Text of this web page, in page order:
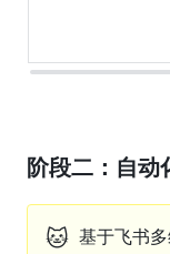
阶段二：自动
🐱 基于飞书